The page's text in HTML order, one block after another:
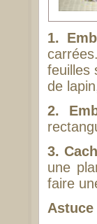
1.
feuilles
de
2.
3.
une
faire
Astuce